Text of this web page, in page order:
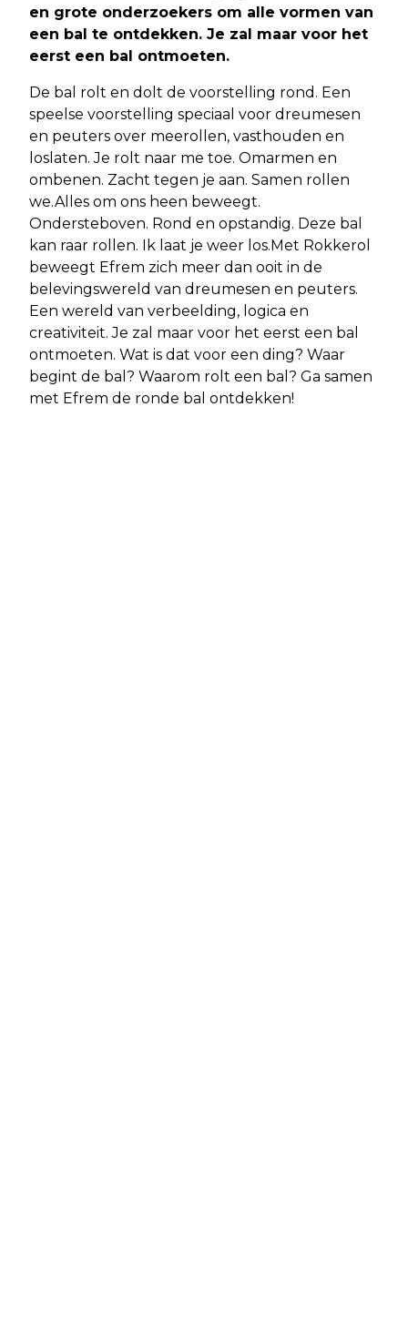
en grote onderzoekers om alle vormen van
een bal te ontdekken. Je zal maar voor het
eerst een bal ontmoeten.
De bal rolt en dolt de voorstelling rond. Een
speelse voorstelling speciaal voor dreumesen
en peuters over meerollen, vasthouden en
loslaten. Je rolt naar me toe. Omarmen en
ombenen. Zacht tegen je aan. Samen rollen
we.Alles om ons heen beweegt.
Ondersteboven. Rond en opstandig. Deze bal
kan raar rollen. Ik laat je weer los.Met Rokkerol
beweegt Efrem zich meer dan ooit in de
belevingswereld van dreumesen en peuters.
Een wereld van verbeelding, logica en
creativiteit. Je zal maar voor het eerst een bal
ontmoeten. Wat is dat voor een ding? Waar
begint de bal? Waarom rolt een bal? Ga samen
met Efrem de ronde bal ontdekken!